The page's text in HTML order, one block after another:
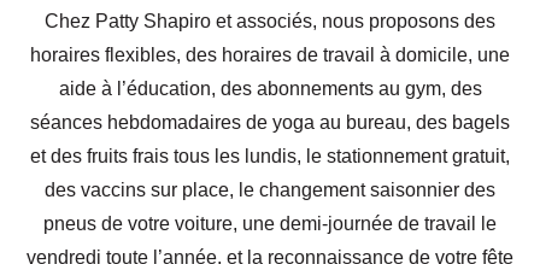
Chez Patty Shapiro et associés, nous proposons des
horaires flexibles, des horaires de travail à domicile, une
aide à l’éducation, des abonnements au gym, des
séances hebdomadaires de yoga au bureau, des bagels
et des fruits frais tous les lundis, le stationnement gratuit,
des vaccins sur place, le changement saisonnier des
pneus de votre voiture, une demi-journée de travail le
vendredi toute l’année, et la reconnaissance de votre fête